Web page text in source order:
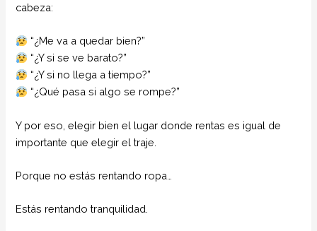
cabeza:
“¿Me va a quedar bien?”
“¿Y si se ve barato?”
“¿Y si no llega a tiempo?”
“¿Qué pasa si algo se rompe?”
Y por eso, elegir bien el lugar donde rentas es igual de
importante que elegir el traje.
Porque no estás rentando ropa…
Estás rentando tranquilidad.